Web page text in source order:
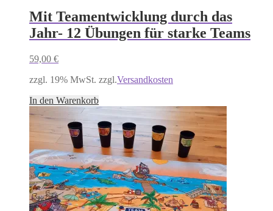
Mit Teamentwicklung durch das
Jahr- 12 Übungen für starke Teams
59,00 €
zzgl. 19% MwSt. zzgl.Versandkosten
In den Warenkorb